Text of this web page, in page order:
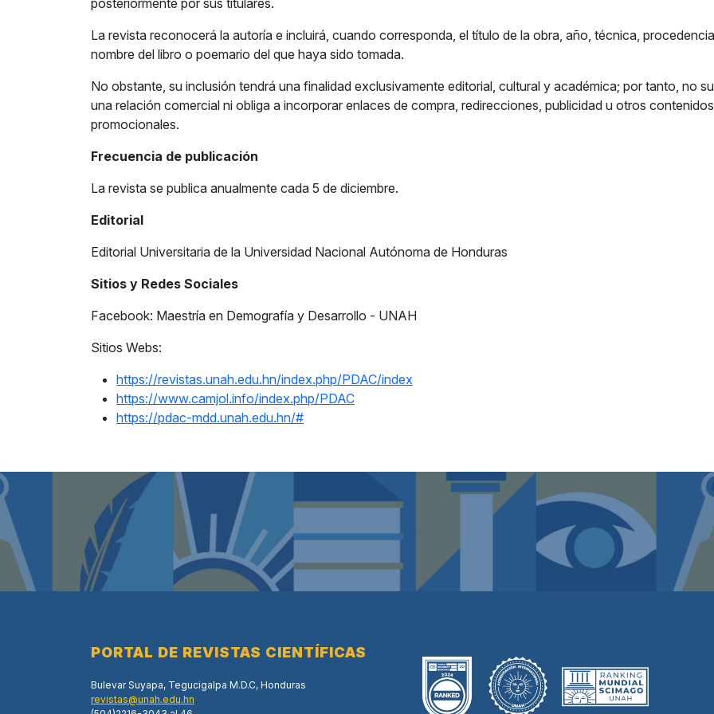
posteriormente por sus titulares.
La revista reconocerá la autoría e incluirá, cuando corresponda, el título de la obra, año, técnica,
nombre del libro o poemario del que haya sido tomada.
No obstante, su inclusión tendrá una finalidad exclusivamente editorial, cultural y académica; por tanto, no
una relación comercial ni obliga a incorporar enlaces de compra, redirecciones, publicidad u otros contenidos
promocionales.
Frecuencia de publicación
La revista se publica anualmente cada 5 de diciembre.
Editorial
Editorial Universitaria de la Universidad Nacional Autónoma de Honduras
Sitios y Redes Sociales
Facebook: Maestría en Demografía y Desarrollo - UNAH
Sitios Webs:
https://revistas.unah.edu.hn/index.php/PDAC/index
https://www.camjol.info/index.php/PDAC
https://pdac-mdd.unah.edu.hn/#
PORTAL DE REVISTAS CIENTÍFICAS
Bulevar Suyapa, Tegucigalpa M.D.C, Honduras
revistas@unah.edu.hn